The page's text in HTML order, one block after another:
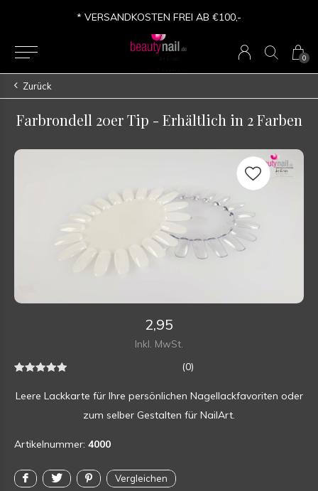
0
* VERSANDKOSTEN FREI AB €100,-
Zurück
Farbrondell 20er Tip - Erhältlich in 2 Farben
2,95
Inkl. MwSt.
(0)
Leere Lackkarte für Ihre persönlichen Nagellackfavoriten oder
zum selber Gestalten für NailArt.
Artikelnummer: 4000
Vergleichen